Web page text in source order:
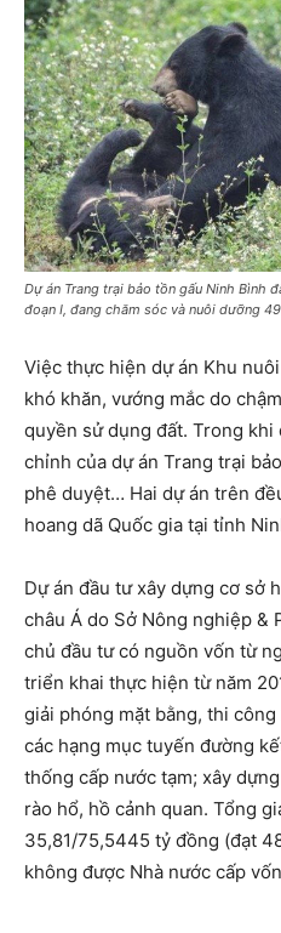
Dự án Trang trại bảo tồn gấu Ninh Bình
đoạn I, đang chăm sóc và nuôi dưỡng
Việc thực hiện dự án Khu
khó khăn, vướng mắc do
quyền sử dụng đất. Trong
chỉnh của dự án Trang trại
phê duyệt… Hai dự án trên
hoang dã Quốc gia tại tỉnh
Dự án đầu tư xây dựng cơ sở
châu Á do Sở Nông nghiệp &
chủ đầu tư có nguồn vốn từ
triển khai thực hiện từ năm
giải phóng mặt bằng, thi
các hạng mục tuyến đường
thống cấp nước tạm; xây
rào hổ, hồ cảnh quan. Tổng
35,81/75,5445 tỷ đồng (đạt
không được Nhà nước cấp